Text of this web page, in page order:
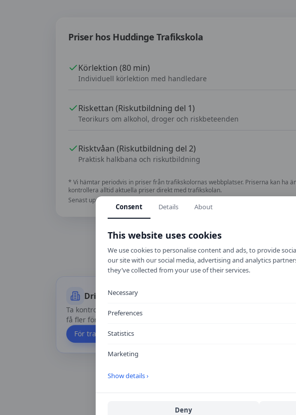
Priser hos Huddinge Trafikskola
Körlektion (80 min)
Individuell körlektion med handledare
Riskettan (Riskutbildning del 1)
Teorikurs om alkohol, droger och riskbeteenden
Risktvåan (Riskutbildning del 2)
Praktisk halkbana och riskutbildning
* Vi hämtar periodvis in priser från trafikskolornas webbplatser. Priserna kan ha
kontrollera alltid aktuella priser direkt med trafikskolan.
Senast uppdaterad:
Hittade du ett felaktigt pris?
Rapportera fel eller föreslå
Driver du trafikskolan?
Ta kontroll över din profil, uppdatera priser och
få fler förfrågningar via Körkortskalkylator.
För trafikskolor
Consent Details About
This website uses cookies
We use cookies to personalise content and ads, to provide
our site with our social media, advertising and analytics
they’ve collected from your use of their services.
Necessary
Preferences
Statistics
Marketing
Show details ›
Deny